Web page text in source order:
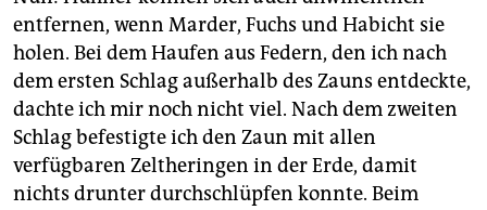
entfernen, wenn Marder, Fuchs und Habicht sie
holen. Bei dem Haufen aus Federn, den ich nach
dem ersten Schlag außerhalb des Zauns entdeckte,
dachte ich mir noch nicht viel. Nach dem zweiten
Schlag befestigte ich den Zaun mit allen
verfügbaren Zeltheringen in der Erde, damit
nichts drunter durchschlüpfen konnte. Beim